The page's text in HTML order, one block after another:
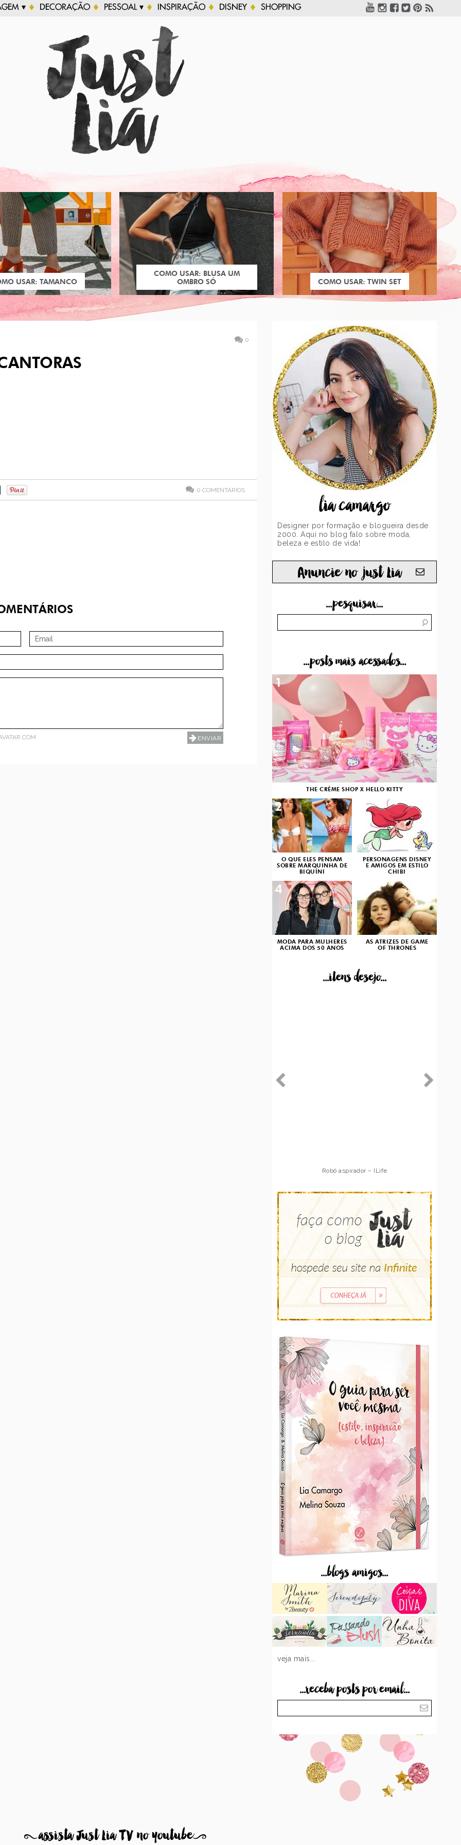
▾ DECORAÇÃO PESSOAL ▾ INSPIRAÇÃO DISNEY SHOPPING
USAR: TAMANCO
COMO USAR: BLUSA UM
OMBRO SÓ
COMO USAR: TWIN SET
0
0 COMENTÁRIOS
lia camargo
Designer por formação e blogueira desde
2000. Aqui no blog falo sobre moda,
beleza e estilo de vida!
Anuncie no just Lia
...pesquisar...
...posts mais acessados...
THE CRÈME SHOP X HELLO KITTY
1
O QUE ELES PENSAM
SOBRE MARQUINHA DE
BIQUÍNI
2
PERSONAGENS DISNEY
E AMIGOS EM ESTILO
CHIBI
3
MODA PARA MULHERES
ACIMA DOS 50 ANOS
4
AS ATRIZES DE GAME
OF THRONES
...itens desejo...
Robô aspirador – ILife
...blogs amigos...
veja mais...
...receba posts por email...
8assista Just Lia TV no youtube9